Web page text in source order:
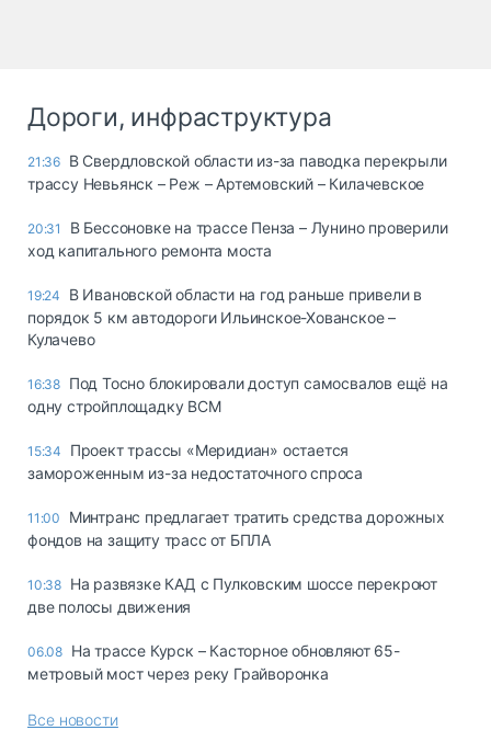
Дороги, инфраструктура
21:36 В Свердловской области из-за паводка перекрыли
трассу Невьянск – Реж – Артемовский – Килачевское
20:31
В Бессоновке на трассе Пенза – Лунино проверили
ход капитального ремонта моста
19:24
В Ивановской области на год раньше привели в
порядок 5 км автодороги Ильинское-Хованское –
Кулачево
16:38 Под Тосно блокировали доступ самосвалов ещё на
одну стройплощадку ВСМ
15:34
Проект трассы «Меридиан» остается
замороженным из-за недостаточного спроса
11:00
Минтранс предлагает тратить средства дорожных
фондов на защиту трасс от БПЛА
10:38 На развязке КАД с Пулковским шоссе перекроют
две полосы движения
06.08 На трассе Курск – Касторное обновляют 65-
метровый мост через реку Грайворонка
Все новости